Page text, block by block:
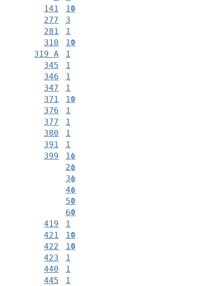
141
1Ф
277
3
281
1
310
1Ф
319 А
1
345
1
346
1
347
1
371
1Ф
376
1
377
1
380
1
391
1
399
1ф
2ф
3ф
4ф
5Ф
6Ф
419
1
421
1Ф
422
1Ф
423
1
440
1
445
1